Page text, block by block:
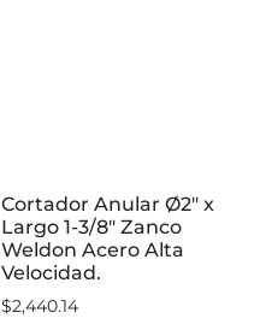
Cortador Anular Ø2″ x
Largo 1-3/8″ Zanco
Weldon Acero Alta
Velocidad.
$2,440.14